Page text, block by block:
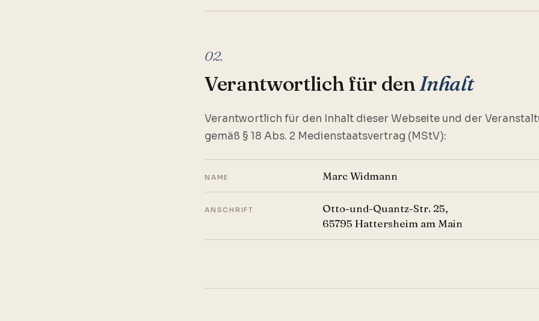
02.
Verantwortlich für denInhalt
Verantwortlich für den Inhalt dieser Webseite und der
gemäß § 18 Abs. 2 Medienstaatsvertrag (MStV):
NAME Marc Widmann
ANSCHRIFT
Otto-und-Quantz-Str. 25,
65795 Hattersheim am Main